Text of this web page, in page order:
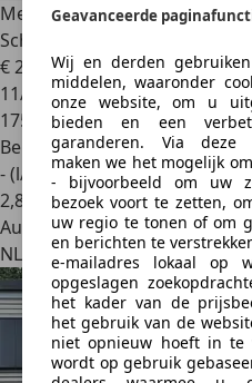
Mercedes-Benz C 180Coupé
Schuifdak nieuwe velge
€ 21.750
11/2017
175.956 km
Benzine
- (l/100 km)
2,8
Autobedrijf
NL 7575 PDOldenzaal
Geavanceerde
Wij en derden
middelen, waaronder
onze website, om u
bieden en een
garanderen. Via deze
maken we het mogelijk
- bijvoorbeeld om uw
bezoek voort te zetten,
uw regio te tonen of om
en berichten te
e-mailadres lokaal op
opgeslagen
het kader van de
het gebruik van de
niet opnieuw hoeft in te
wordt op gebruik